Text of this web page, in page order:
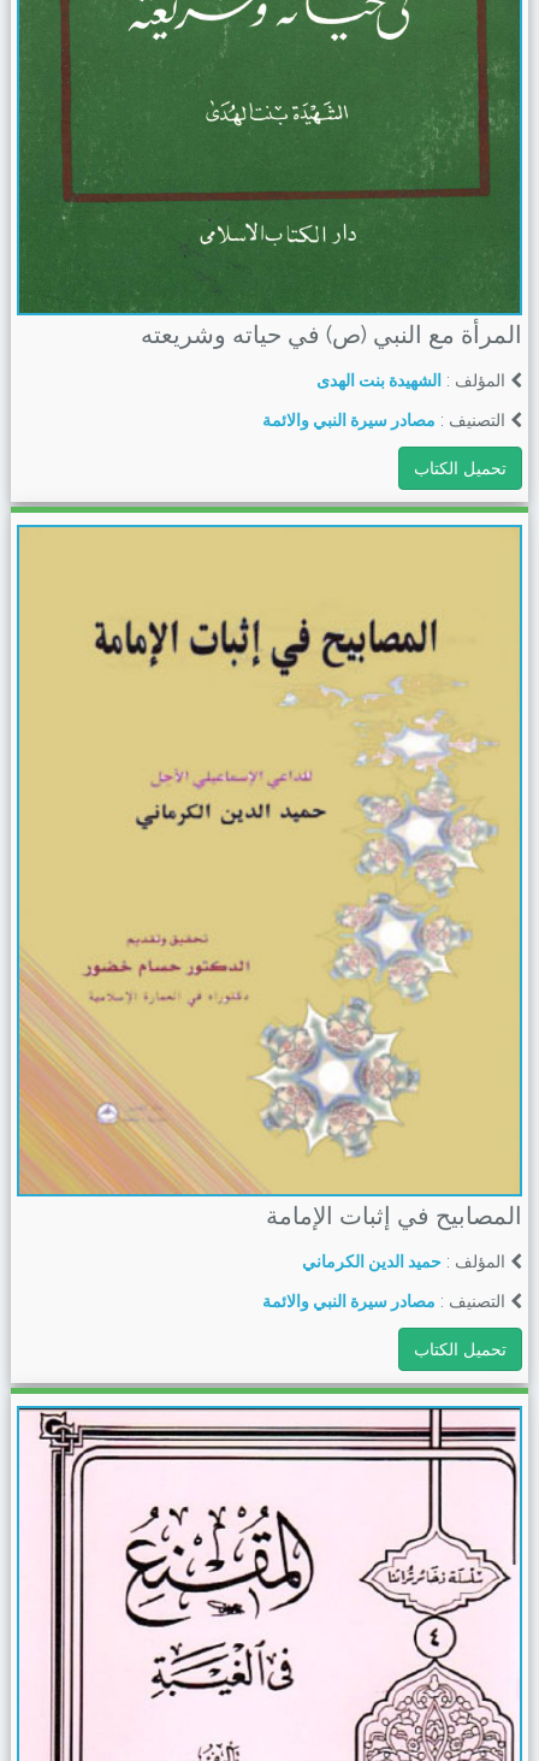
المرأة مع النبي (ص) في حياته وشريعته
المؤلف : الشهيدة بنت الهدى
التصنيف : مصادر سيرة النبي والائمة
تحميل الكتاب
المصابيح في إثبات الإمامة
المؤلف : حميد الدين الكرماني
التصنيف : مصادر سيرة النبي والائمة
تحميل الكتاب